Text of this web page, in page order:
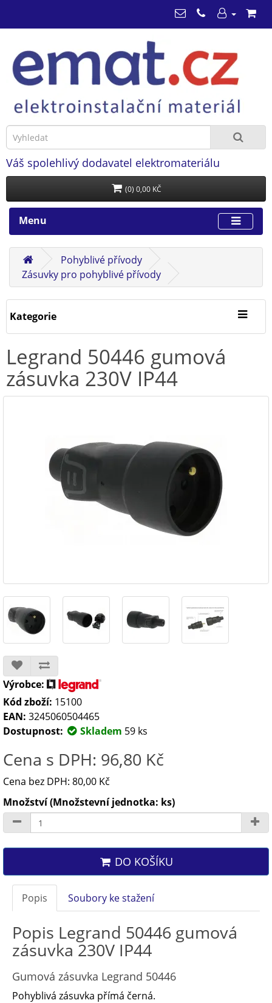
Váš spolehlivý dodavatel elektromateriálu
(0) 0,00 KČ
Menu
Pohyblivé přívody
Zásuvky pro pohyblivé přívody
Kategorie
Legrand 50446 gumová
zásuvka 230V IP44
Výrobce:
Kód zboží: 15100
EAN: 3245060504465
Dostupnost:
Skladem 59 ks
Cena s DPH: 96,80 Kč
Cena bez DPH: 80,00 Kč
Množství (Množstevní jednotka: ks)
DO KOŠÍKU
Popis Soubory ke stažení
Popis Legrand 50446 gumová
zásuvka 230V IP44
Gumová zásuvka Legrand 50446
Pohyblivá zásuvka přímá černá.